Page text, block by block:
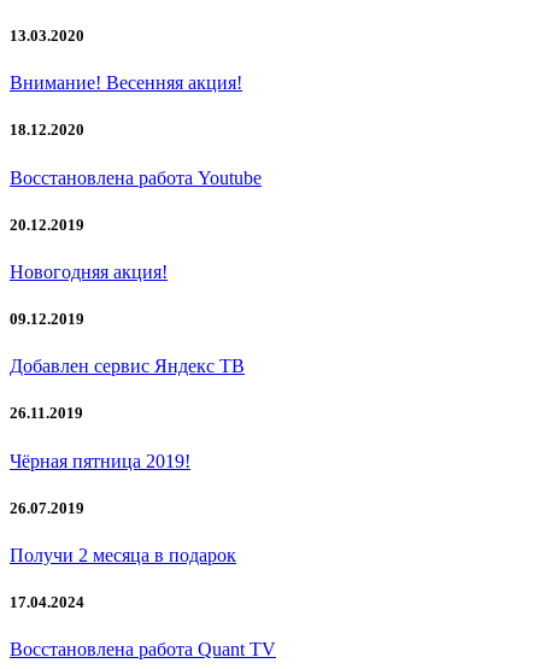
13.03.2020
Внимание! Весенняя акция!
18.12.2020
Восстановлена работа Youtube
20.12.2019
Новогодняя акция!
09.12.2019
Добавлен сервис Яндекс ТВ
26.11.2019
Чёрная пятница 2019!
26.07.2019
Получи 2 месяца в подарок
17.04.2024
Восстановлена работа Quant TV